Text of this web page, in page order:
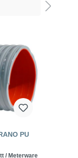
PU
/ Meterware